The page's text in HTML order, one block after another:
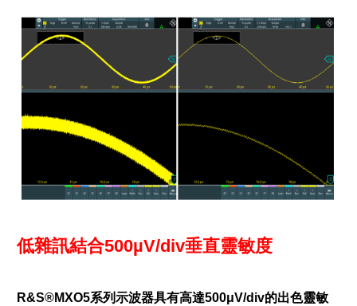
低雜訊結合500µV/div垂直靈敏度
R&S®MXO5系列示波器具有高達500μV/div的出色靈敏